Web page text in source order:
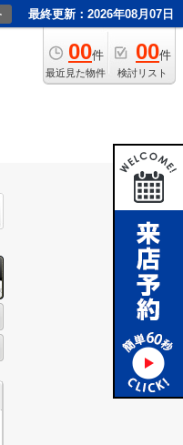
最終更新：2026年08月07日
00件
最近見た物件
00件
検討リスト